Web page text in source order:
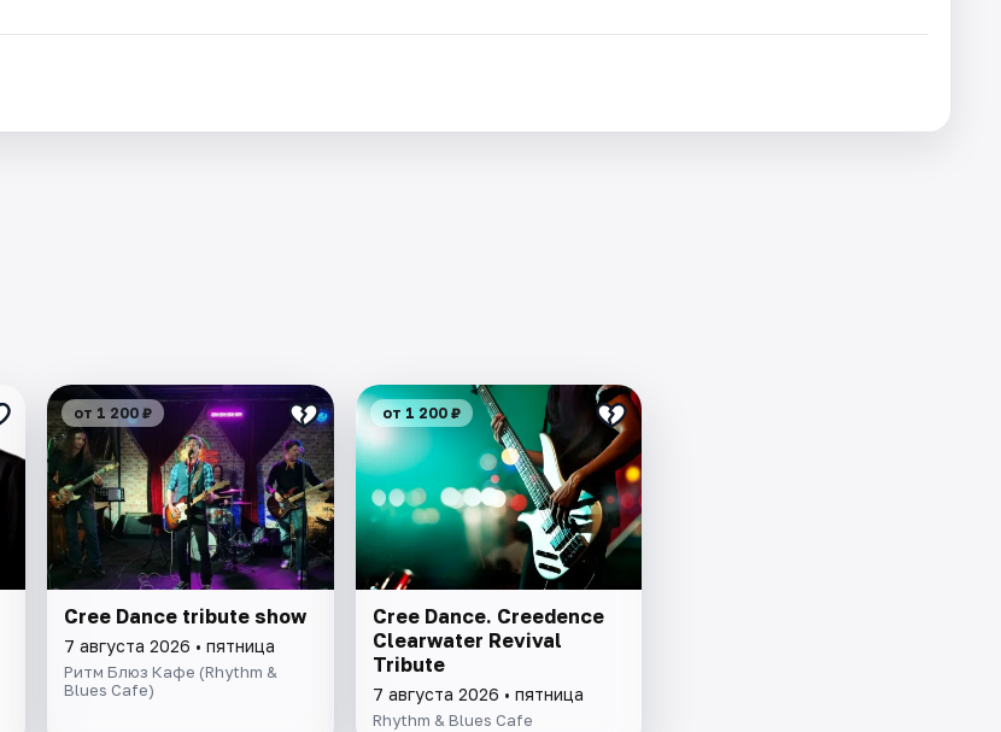
от 1 200 ₽
Cree Dance tribute show
7 августа 2026 • пятница
Ритм Блюз Кафе (Rhythm &
Blues Cafe)
от 1 200 ₽
Cree Dance. Creedence
Clearwater Revival
Tribute
7 августа 2026 • пятница
Rhythm & Blues Cafe